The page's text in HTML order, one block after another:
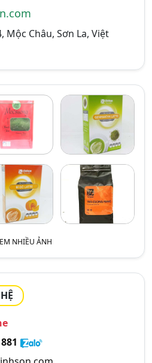
Mộc Châu, Sơn La, Việt
NHIỀU ẢNH